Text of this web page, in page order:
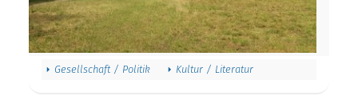
Gesellschaft / Politik Kultur / Literatur